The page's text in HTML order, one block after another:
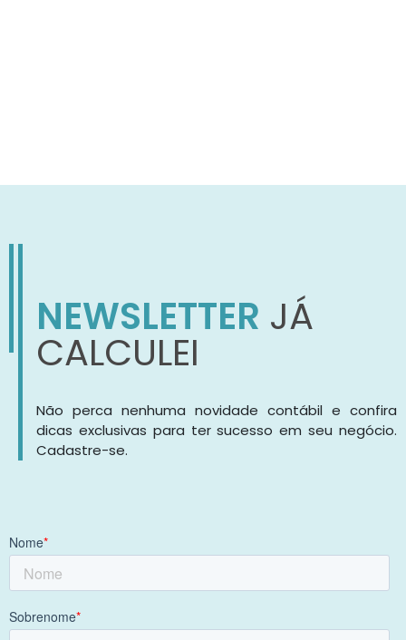
NEWSLETTER JÁ
CALCULEI
Não perca nenhuma novidade contábil e confira
dicas exclusivas para ter sucesso em seu negócio.
Cadastre-se.